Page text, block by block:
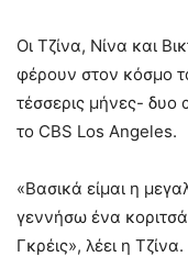
Οι Τζίνα, Νίνα και
φέρουν στον κόσμο
τέσσερις μήνες- δυο
το CBS Los Angeles.
«Βασικά είμαι η
γεννήσω ένα
Γκρέις», λέει η